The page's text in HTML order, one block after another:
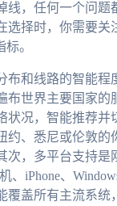
线，任何一个问题
选择时，你需要关
。
布和线路的智能程
布世界主要国家的
状况，智能推荐并
约、悉尼或伦敦的
次，多平台支持是
、iPhone、
覆盖所有主流系统